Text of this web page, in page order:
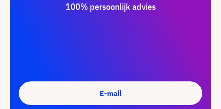
100% persoonlijk advies
E-mail